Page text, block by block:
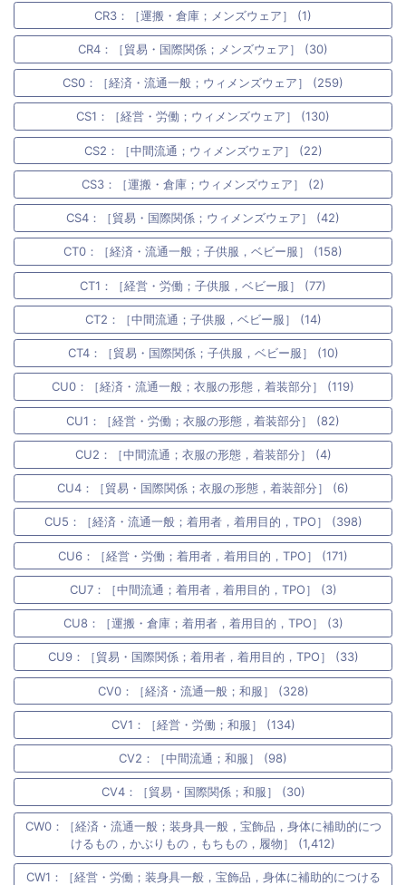
CR3：［運搬・倉庫；メンズウェア］ (1)
CR4：［貿易・国際関係；メンズウェア］ (30)
CS0：［経済・流通一般；ウィメンズウェア］ (259)
CS1：［経営・労働；ウィメンズウェア］ (130)
CS2：［中間流通；ウィメンズウェア］ (22)
CS3：［運搬・倉庫；ウィメンズウェア］ (2)
CS4：［貿易・国際関係；ウィメンズウェア］ (42)
CT0：［経済・流通一般；子供服，ベビー服］ (158)
CT1：［経営・労働；子供服，ベビー服］ (77)
CT2：［中間流通；子供服，ベビー服］ (14)
CT4：［貿易・国際関係；子供服，ベビー服］ (10)
CU0：［経済・流通一般；衣服の形態，着装部分］ (119)
CU1：［経営・労働；衣服の形態，着装部分］ (82)
CU2：［中間流通；衣服の形態，着装部分］ (4)
CU4：［貿易・国際関係；衣服の形態，着装部分］ (6)
CU5：［経済・流通一般；着用者，着用目的，TPO］ (398)
CU6：［経営・労働；着用者，着用目的，TPO］ (171)
CU7：［中間流通；着用者，着用目的，TPO］ (3)
CU8：［運搬・倉庫；着用者，着用目的，TPO］ (3)
CU9：［貿易・国際関係；着用者，着用目的，TPO］ (33)
CV0：［経済・流通一般；和服］ (328)
CV1：［経営・労働；和服］ (134)
CV2：［中間流通；和服］ (98)
CV4：［貿易・国際関係；和服］ (30)
CW0：［経済・流通一般；装身具一般，宝飾品，身体に補助的につ
けるもの，かぶりもの，もちもの，履物］ (1,412)
CW1：［経営・労働；装身具一般，宝飾品，身体に補助的につける